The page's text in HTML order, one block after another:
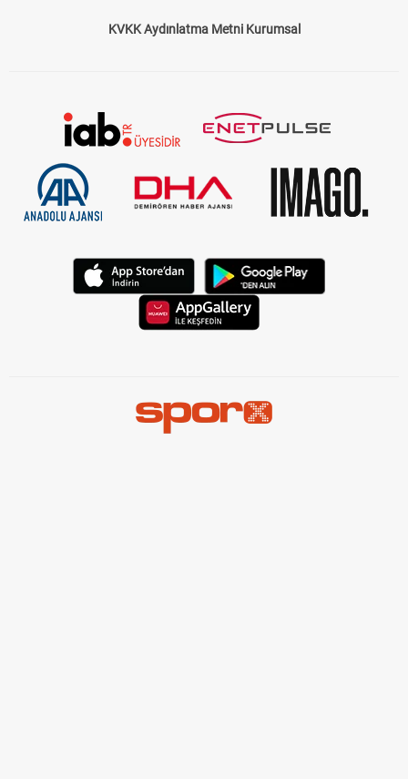
KVKK Aydınlatma Metni Kurumsal